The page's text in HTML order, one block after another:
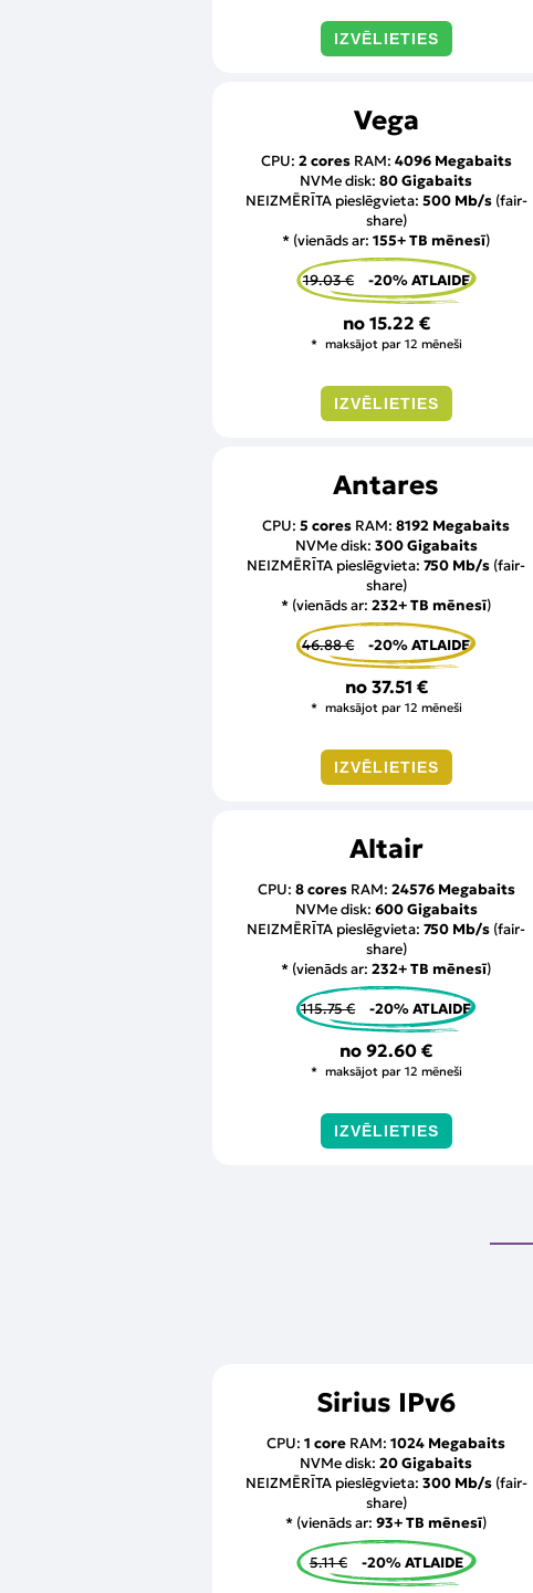
IZVĒLIETIES
Vega
CPU: 2 coresRAM: 4096 Megabaits
NVMe disk:80 Gigabaits
NEIZMĒRĪTA pieslēgvieta: 500 Mb/s(fair-
share)
* (vienāds ar:155+ TB mēnesī)
19.03 € -20% ATLAIDE
no 15.22 €
maksājot par 12 mēneši
IZVĒLIETIES
Antares
CPU:5 cores RAM:8192 Megabaits
NVMe disk: 300 Gigabaits
NEIZMĒRĪTA pieslēgvieta:750 Mb/s (fair-
share)
* (vienāds ar:232+ TB mēnesī)
46.88 € -20% ATLAIDE
no 37.51 €
maksājot par 12 mēneši
IZVĒLIETIES
Altair
CPU: 8 coresRAM: 24576 Megabaits
NVMe disk: 600 Gigabaits
NEIZMĒRĪTA pieslēgvieta:750 Mb/s (fair-
share)
* (vienāds ar:232+ TB mēnesī)
115.75 € -20% ATLAIDE
no92.60 €
maksājot par 12 mēneši
IZVĒLIETIES
Sirius IPv6
CPU:1 core RAM:1024 Megabaits
NVMe disk:20 Gigabaits
NEIZMĒRĪTA pieslēgvieta: 300 Mb/s(fair-
share)
* (vienāds ar:93+ TB mēnesī)
5.11 € -20% ATLAIDE